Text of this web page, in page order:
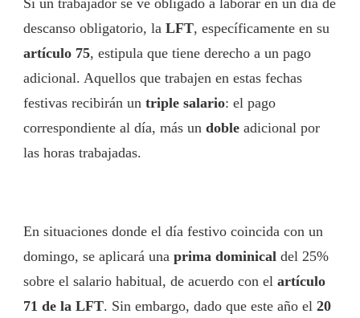
Si un trabajador se ve obligado a laborar en un día de
descanso obligatorio, la LFT, específicamente en su
artículo 75, estipula que tiene derecho a un pago
adicional. Aquellos que trabajen en estas fechas
festivas recibirán un triple salario: el pago
correspondiente al día, más un doble adicional por
las horas trabajadas.
En situaciones donde el día festivo coincida con un
domingo, se aplicará una prima dominical del 25%
sobre el salario habitual, de acuerdo con el artículo
71 de la LFT. Sin embargo, dado que este año el 20